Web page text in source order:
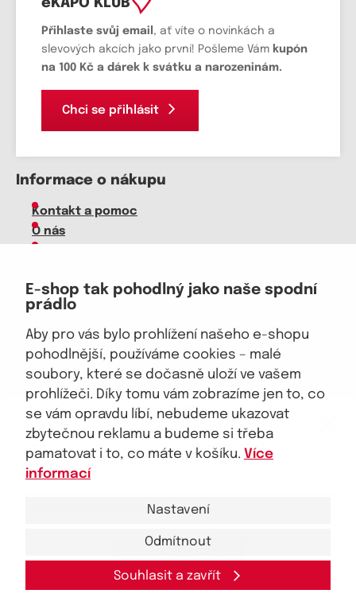
E-shop tak pohodlný jako naše spodní
prádlo
Aby pro vás bylo prohlížení našeho e-shopu
pohodlnější, používáme cookies – malé
soubory, které se dočasně uloží ve vašem
prohlížeči. Díky tomu vám zobrazíme jen to, co
se vám opravdu líbí, nebudeme ukazovat
zbytečnou reklamu a budeme si třeba
pamatovat i to, co máte v košíku. Více
informací
Nastavení
Odmítnout
Souhlasit a zavřít
eKAPO KLUB
Přihlaste svůj email , ať víte o novinkách a
slevových akcích jako první! Pošleme Vám kupón
na 100 Kč a dárek k svátku a narozeninám.
Chci se přihlásit
Informace o nákupu
Kontakt a pomoc
O nás
Velkoobchod
Vrácení zboží, reklamace
Obchodní podmínky
Průvodce spokojené ženy
Staňte se naším fanouškem
Jsme důvěryhodný obchod
Obchodní podmínky GDPR Mapa stránek
eKAPO KLUB
Sleva 100 Kč na první nákupnad 1000 Kč
Zásady zpracováníosobníchúdajů